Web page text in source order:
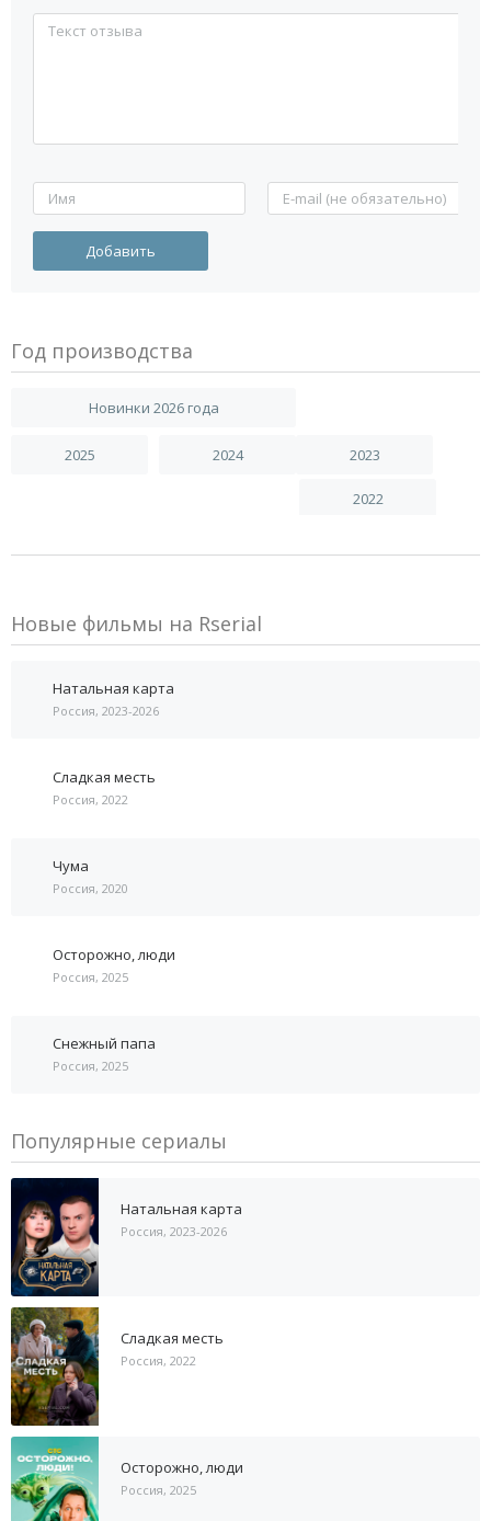
Год производства
Новинки 2026 года
2025 2024 2023
2022
Новые фильмы на Rserial
Натальная карта
Россия, 2023-2026
Сладкая месть
Россия, 2022
Чума
Россия, 2020
Осторожно, люди
Россия, 2025
Снежный папа
Россия, 2025
Популярные сериалы
Натальная карта
Россия, 2023-2026
Сладкая месть
Россия, 2022
Осторожно, люди
Россия, 2025